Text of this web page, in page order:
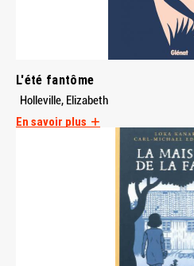
L'été fantôme
Holleville, Elizabeth
En savoir plus